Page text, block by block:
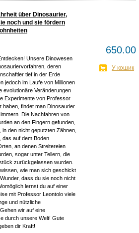
650.00
У кошик
über Dinosaurier,
noch und sie fördern
Unsere Dinowesen
deren
tief in der Erde
jedoch im Laufe von Millionen
evolutionäre Veränderungen
Experimente von Professor
haben, findet man Dinosaurier
Die Nachfahren von
an den Fingern gefunden,
in den nicht geputzten Zähnen,
das auf dem Boden
an denen Streitereien
sogar unter Tellern, die
zurückgelassen wurden.
wie man sich geschickt
dass du sie noch nicht
lernst du auf einer
mit Professor Leontolo viele
und nützliche
wir auf eine
durch unsere Welt! Gute
dir Kraft!